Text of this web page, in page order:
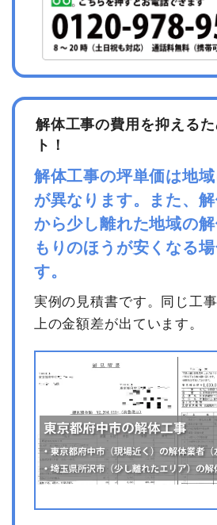
解体工事の費用を抑える
ト！
解体工事の坪単価は地
が異なります。また、
から少し離れた地域の
もりのほうが安くなる
す。
実例の見積書です。同じ工
上の金額差が出ています。